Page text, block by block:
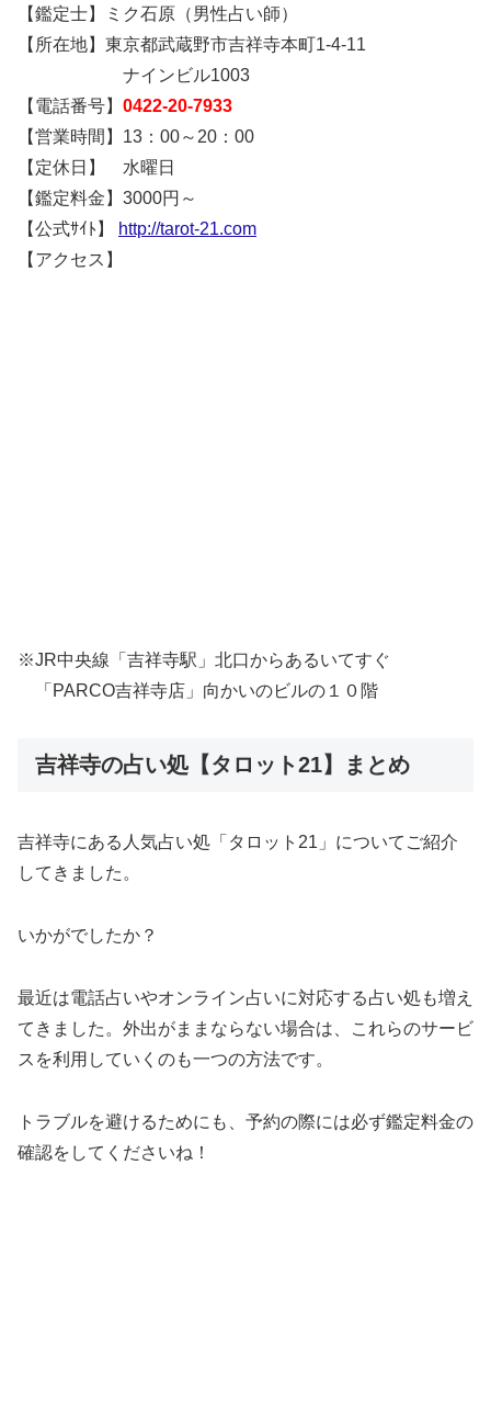
【鑑定士】ミク石原（男性占い師）
【所在地】東京都武蔵野市吉祥寺本町1-4-11
ナインビル1003
【電話番号】 0422-20-7933
【営業時間】13：00～20：00
【定休日】 水曜日
【鑑定料金】3000円～
【公式ｻｲﾄ】
http://tarot-21.com
【アクセス】
※JR中央線「吉祥寺駅」北口からあるいてすぐ
「PARCO吉祥寺店」向かいのビルの１０階
吉祥寺の占い処【タロット21】まとめ
吉祥寺にある人気占い処「タロット21」についてご紹介
してきました。
いかがでしたか？
最近は電話占いやオンライン占いに対応する占い処も増え
てきました。外出がままならない場合は、これらのサービ
スを利用していくのも一つの方法です。
トラブルを避けるためにも、予約の際には必ず鑑定料金の
確認をしてくださいね！